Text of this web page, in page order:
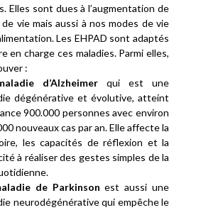
Elles sont dues à l’augmentation de
de vie mais aussi à nos modes de vie
Les EHPAD sont adaptés
en charge ces maladies. Parmi elles,
:
d’Alzheimer qui est une
dégénérative et évolutive, atteint
900.000 personnes avec environ
nouveaux cas par an. Elle affecte la
les capacités de réflexion et la
à réaliser des gestes simples de la
de Parkinson est aussi une
neurodégénérative qui empêche le